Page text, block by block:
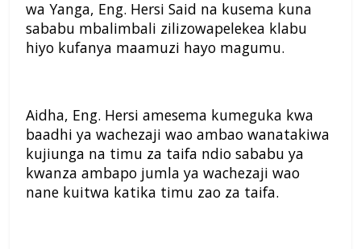
wa Yanga, Eng. Hersi Said na kusema kuna
sababu mbalimbali zilizowapelekea klabu
hiyo kufanya maamuzi hayo magumu.
Aidha, Eng. Hersi amesema kumeguka kwa
baadhi ya wachezaji wao ambao wanatakiwa
kujiunga na timu za taifa ndio sababu ya
kwanza ambapo jumla ya wachezaji wao
nane kuitwa katika timu zao za taifa.